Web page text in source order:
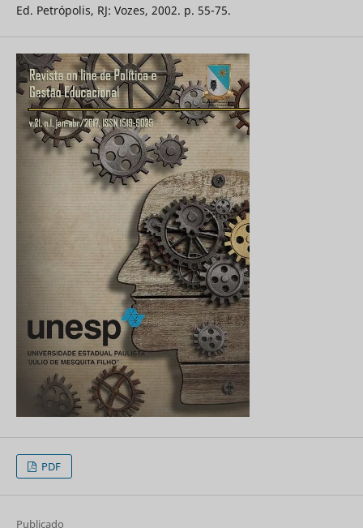
Ed. Petrópolis, RJ: Vozes, 2002. p. 55-75.
PDF
Publicado